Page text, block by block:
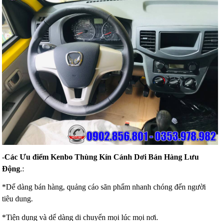
-Các Ưu điểm Kenbo Thùng Kín Cánh Dơi Bán Hàng Lưu
Động.:
*Dể dàng bán hàng, quảng cáo sãn phẩm nhanh chóng đến người
tiêu dung.
*Tiện dụng và dể dàng di chuyển mọi lúc mọi nơi.